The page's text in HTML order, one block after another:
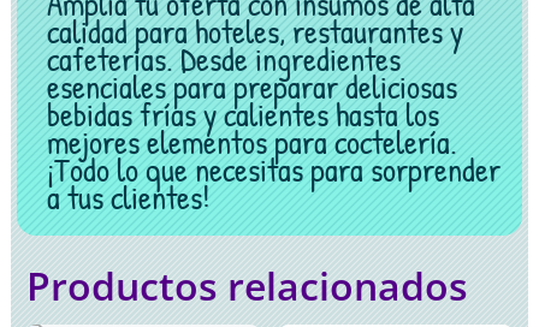
calidad para hoteles, restaurantes y
cafeterías. Desde ingredientes
esenciales para preparar deliciosas
bebidas frías y calientes hasta los
mejores elementos para coctelería.
¡Todo lo que necesitas para sorprender
a tus clientes!
Productos relacionados